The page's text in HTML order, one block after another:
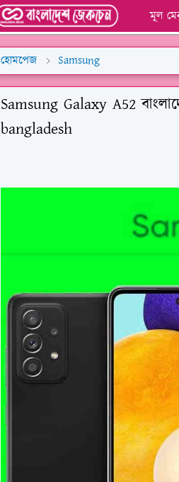
মূল
হোমপেজ Samsung
Samsung Galaxy A52
bangladesh